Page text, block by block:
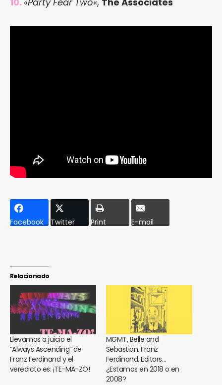
Facebook Twitter Print E-mail
Relacionado
Llevamos a juicio el
“Always Ascending” de
Franz Ferdinand y el
veredicto es: ¡TE-MA-ZO!
MGMT, Belle and
Sebastian, Franz
Ferdinand, Editors…
¿Estamos en 2018 o en
2008?